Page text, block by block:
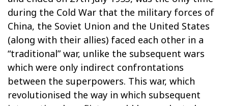
during the Cold War that the military forces of
China, the Soviet Union and the United States
(along with their allies) faced each other in a
“traditional” war, unlike the subsequent wars
which were only indirect confrontations
between the superpowers. This war, which
revolutionised the way in which subsequent